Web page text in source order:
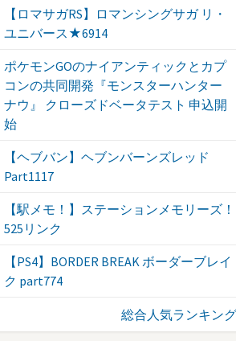
【ロマサガRS】ロマンシングサガ リ・
ユニバース★6914
ポケモンGOのナイアンティックとカプ
コンの共同開発『モンスターハンター
ナウ』 クローズドベータテスト 申込開
始
【ヘブバン】ヘブンバーンズレッド
Part1117
【駅メモ！】ステーションメモリーズ！
525リンク
【PS4】BORDER BREAK ボーダーブレイ
ク part774
総合人気ランキング